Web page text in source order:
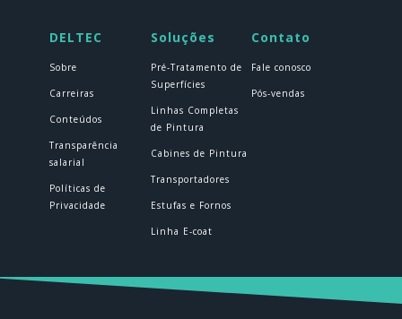
DELTEC Soluções Contato
Sobre
Carreiras
Conteúdos
Transparência
salarial
Políticas de
Privacidade
Pré-Tratamento de
Superfícies
Linhas Completas
de Pintura
Cabines de Pintura
Transportadores
Estufas e Fornos
Linha E-coat
Fale conosco
Pós-vendas